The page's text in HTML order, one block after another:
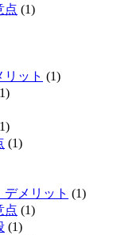
点 (1)
ット (1)
(1)
メリット (1)
点 (1)
(1)